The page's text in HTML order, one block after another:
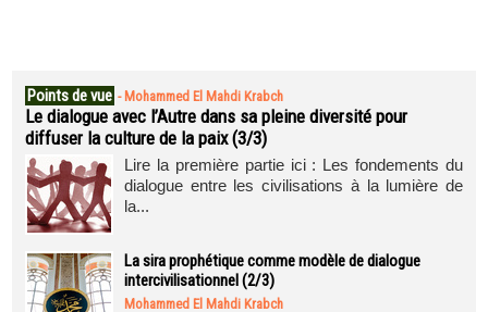
Points de vue - Mohammed El Mahdi Krabch
Le dialogue avec l’Autre dans sa pleine diversité pour
diffuser la culture de la paix (3/3)
Lire la première partie ici : Les fondements du
dialogue entre les civilisations à la lumière de
la...
La sira prophétique comme modèle de dialogue
intercivilisationnel (2/3)
Mohammed El Mahdi Krabch